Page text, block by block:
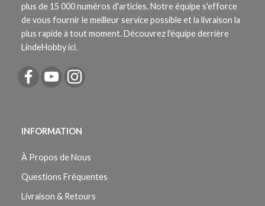
plus de 15 000 numéros d'articles. Notre équipe s'efforce
de vous fournir le meilleur service possible et la livraison la
plus rapide à tout moment. Découvrez l'équipe derrière
LindeHobby ici.
INFORMATION
À Propos de Nous
Questions Fréquentes
Livraison & Retours